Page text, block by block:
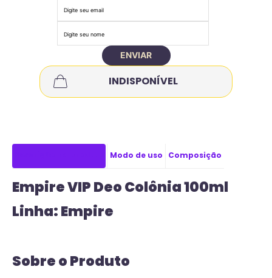
ENVIAR
INDISPONÍVEL
Modo de uso Composição
Empire VIP Deo Colônia 100ml
Linha: Empire
Sobre o Produto